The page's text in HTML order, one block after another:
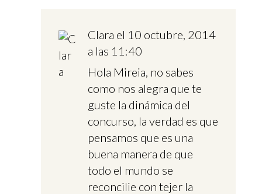
Clara el 10 octubre, 2014
a las 11:40
Hola Mireia, no sabes
como nos alegra que te
guste la dinámica del
concurso, la verdad es que
pensamos que es una
buena manera de que
todo el mundo se
reconcilie con tejer la